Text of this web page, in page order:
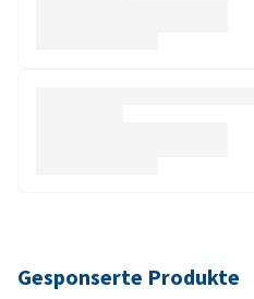
Gesponserte Produkte